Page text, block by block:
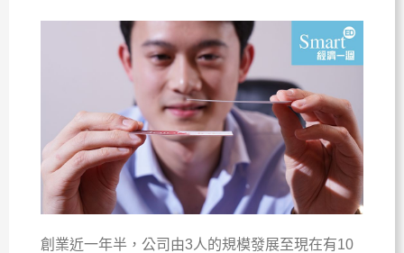
創業近一年半，公司由3人的規模發展至現在有10